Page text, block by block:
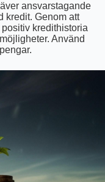
ansvarstagande
kredit. Genom att
kredithistoria
Använd